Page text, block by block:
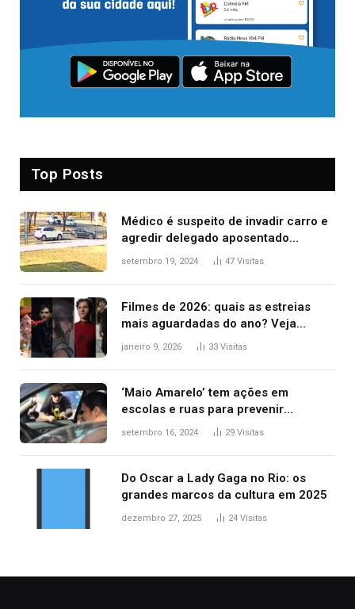
Top Posts
Médico é suspeito de invadir carro e
agredir delegado aposentado
durante confusão no trânsito
setembro 19, 2024 47 Visitas
Filmes de 2026: quais as estreias
mais aguardadas do ano? Veja
principais lançamentos do cinema
janeiro 9, 2026 33 Visitas
‘Maio Amarelo’ tem ações em
escolas e ruas para prevenir
acidentes no trânsito no AP
setembro 16, 2024 29 Visitas
Do Oscar a Lady Gaga no Rio: os
grandes marcos da cultura em 2025
dezembro 27, 2025 24 Visitas